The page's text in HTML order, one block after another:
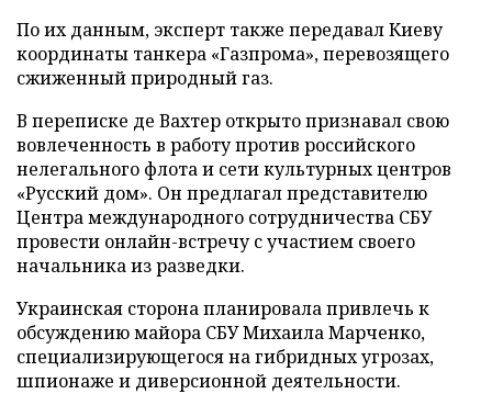
По их данным, эксперт также передавал Киеву
координаты танкера «Газпрома», перевозящего
сжиженный природный газ.
В переписке де Вахтер открыто признавал свою
вовлеченность в работу против российского
нелегального флота и сети культурных центров
«Русский дом». Он предлагал представителю
Центра международного сотрудничества СБУ
провести онлайн-встречу с участием своего
начальника из разведки.
Украинская сторона планировала привлечь к
обсуждению майора СБУ Михаила Марченко,
специализирующегося на гибридных угрозах,
шпионаже и диверсионной деятельности.